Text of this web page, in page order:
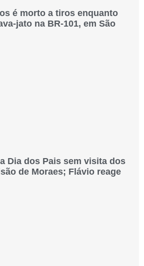
é morto a tiros enquanto
jato na BR-101, em São
Dia dos Pais sem visita dos
de Moraes; Flávio reage